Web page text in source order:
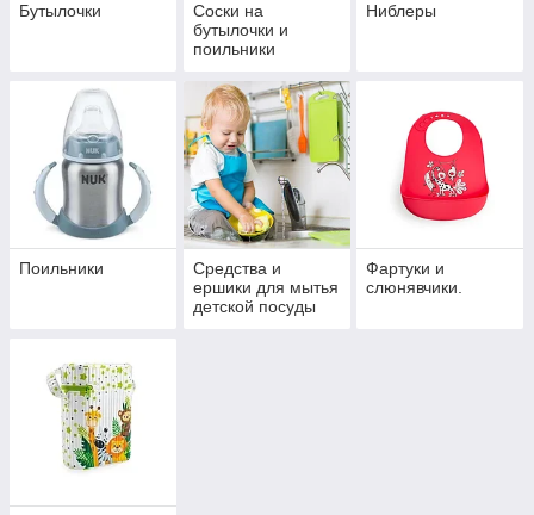
Бутылочки
Соски на
бутылочки и
поильники
Ниблеры
Поильники
Средства и
ершики для мытья
детской посуды
Фартуки и
слюнявчики.